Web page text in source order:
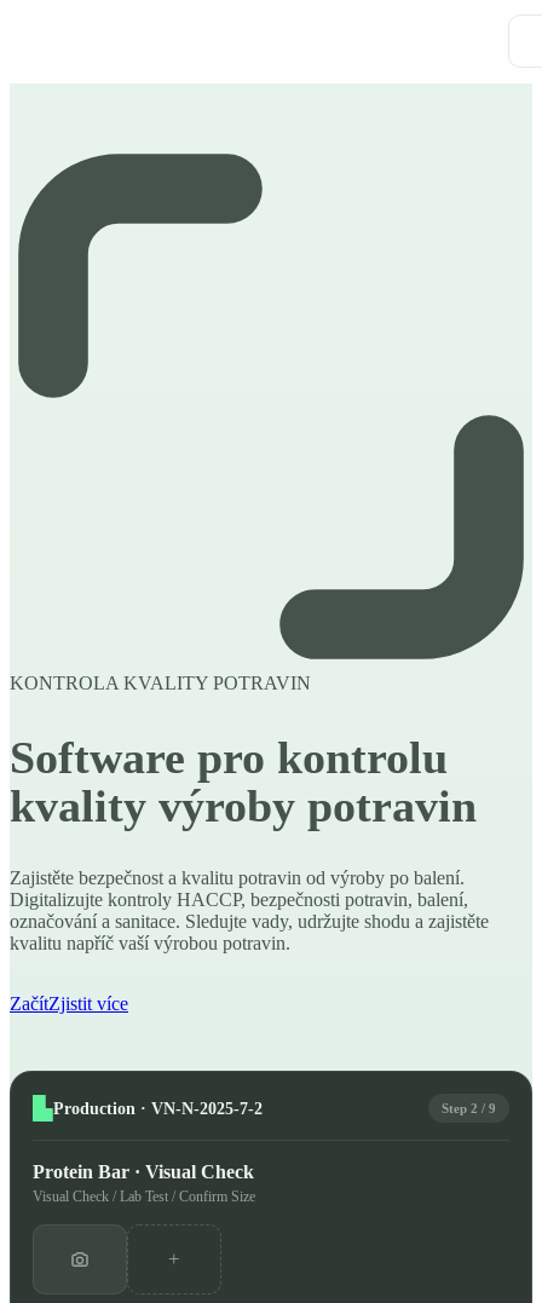
KONTROLA KVALITY POTRAVIN
Software pro kontrolu
kvality výroby potravin
Zajistěte bezpečnost a kvalitu potravin od výroby po balení.
Digitalizujte kontroly HACCP, bezpečnosti potravin, balení,
označování a sanitace. Sledujte vady, udržujte shodu a zajistěte
kvalitu napříč vaší výrobou potravin.
ZačítZjistit více
Production · VN-N-2025-7-2 Step 2 / 9
Protein Bar · Visual Check
Visual Check / Lab Test / Confirm Size
+